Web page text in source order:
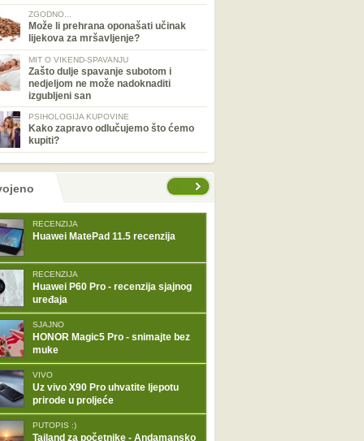
ZGODNO...
Može li prehrana oponašati učinak
lijekova za mršavljenje?
MIT O VIKEND-SPAVANJU
Zašto dulje spavanje subotom i
nedjeljom ne može nadoknaditi
izgubljeni san
PSIHOLOGIJA KUPOVINE
Kako zapravo odlučujemo što ćemo
kupiti?
RECENZIJA
Huawei MatePad 11.5 recenzija
RECENZIJA
Huawei P60 Pro - recenzija sjajnog
uređaja
SJAJNO
HONOR Magic5 Pro - snimajte bez
muke
VIVO
Uz vivo X90 Pro uhvatite ljepotu
prirode u proljeće
PUTOPIS :)
Tajland za početnike - Andamansko